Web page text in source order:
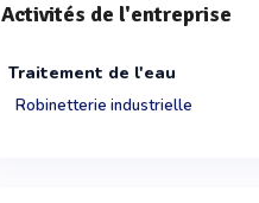
Activités de l'entreprise
Traitement de l'eau
Robinetterie industrielle